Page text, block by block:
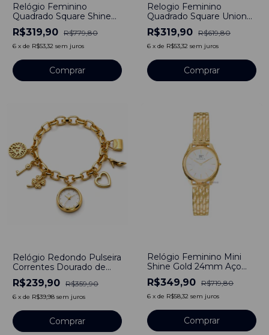
Relógio Feminino
Quadrado Square Shine
Gold Aço Inoxidável
banhado a titânio Gomos
R$319,90 R$779,80
6 x de R$53,32 sem juros
Comprar
Relogio Feminino
Quadrado Square Union
Gold Aço Inoxidável
banhado a titânio
R$319,90 R$619,80
6 x de R$53,32 sem juros
Comprar
Relógio Redondo Pulseira
Correntes Dourado de
Aço Inoxidável
R$239,90 R$359,90
6 x de R$39,98 sem juros
Comprar
Relógio Feminino Mini
Shine Gold 24mm Aço
Inoxidável banhado a
titânio
R$349,90 R$719,80
6 x de R$58,32 sem juros
Comprar